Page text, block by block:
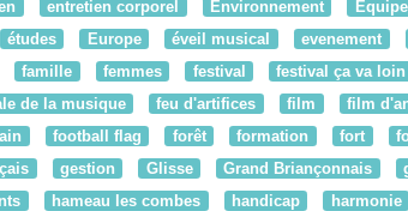
entretien corporel Environnement
études Europe éveil musical evenement
famille femmes festival festival ça va loin
de la musique feu d'artifices film film
football flag forêt formation fort
gestion Glisse Grand Briançonnais
hameau les combes handicap harmonie